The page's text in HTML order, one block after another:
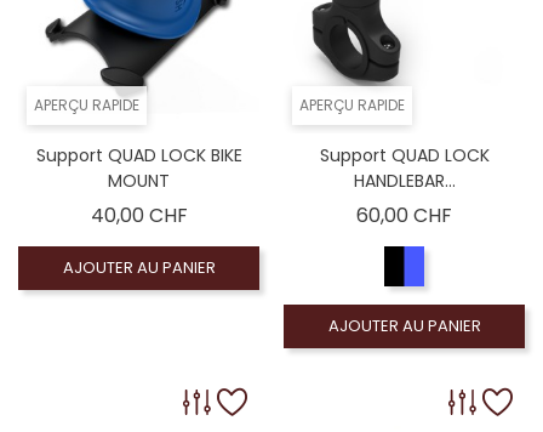
APERÇU RAPIDE
Support QUAD LOCK BIKE
MOUNT
40,00 CHFPrix
AJOUTER AU PANIER
APERÇU RAPIDE
Support QUAD LOCK
HANDLEBAR...
60,00 CHF
AJOUTER AU PANIER